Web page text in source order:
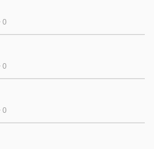
0
0
0